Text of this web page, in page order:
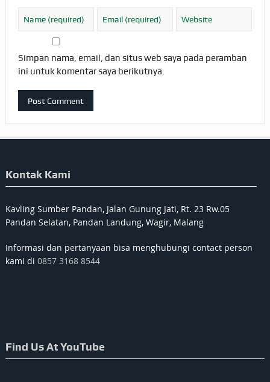
Simpan nama, email, dan situs web saya pada peramban
ini untuk komentar saya berikutnya.
Kontak Kami
Kavling Sumber Pandan, Jalan Gunung Jati, Rt. 23 Rw.05
Pandan Selatan, Pandan Landung, Wagir, Malang
Informasi dan pertanyaan bisa menghubungi contact person
kami di 0857 3168 8544
Find Us At YouTube